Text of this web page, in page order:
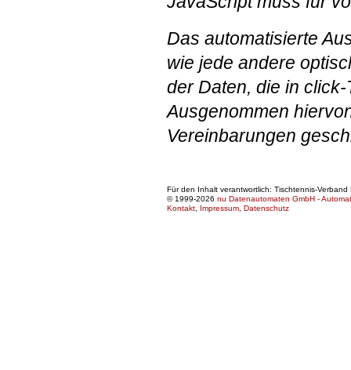
Das automatisierte
wie jede andere
der Daten, die in
Ausgenommen
Vereinbarungen
Für den Inhalt verantwortlich: Tischtennis-
© 1999-2026 nu Datenautomaten GmbH -
Kontakt
Impressum Datenschutz